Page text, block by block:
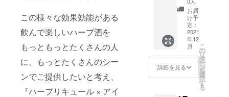
この様々な効果効能がある
飲んで楽しいハーブ酒を
もっともっとたくさんの人
に、もっとたくさんのシー
ンでご提供したいと考え、
『ハーブリキュール × アイ
日本酒
アイス-
柚子-
（Alc
3.5%）
：日本
酒と香
柚子を
ミルク
に練り
してお
りま
す。 ※
製造状
況によ
り出荷
時期が
場合が
ござい
の方の
ご購入
はご遠
慮くだ
さい。
※お届け
は2021
を予定
してお
最速リ
ターン
は1,050
円お得
でヨイ
ス。 ※
クール
便での
グッド
スリー
プ・
コー
ヒー 4
般販売
予定価
セット
YOICE
（ヨイ
ス）3種
6個セッ
食事券
10,000
円分 ・
YOICE
お届
け予
定：
2021
年12
月
詳細を見る
こ
の
リ
タ
ー
ン
を
選
択
す
る